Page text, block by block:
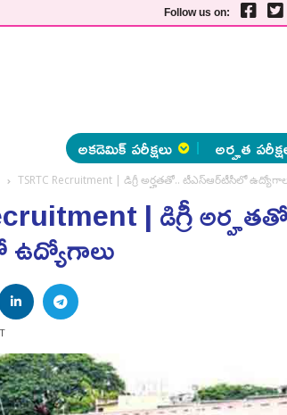
Follow us on:
అకడెమిక్ పరీక్షలు అర్హత
TSRTC Recruitment | డిగ్రీ అర్హ‌త‌తో.. టీఎస్‌ఆర్‌టీసీలో
| డిగ్రీ